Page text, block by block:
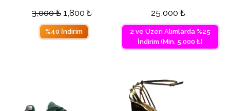
3,000₺ 1,800 ₺
%40 İndirim
25,000 ₺
2 ve Üzeri Alımlarda %25
İndirim (Min. 5,000 ₺)